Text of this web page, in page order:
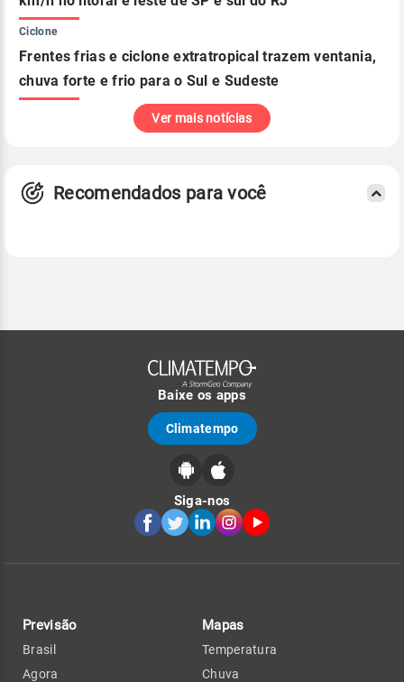
Ciclone
Frentes frias e ciclone extratropical trazem ventania,
chuva forte e frio para o Sul e Sudeste
Ver mais notícias
Recomendados para você
Baixe os apps
Climatempo
Siga-nos
Previsão
Brasil
Agora
Mapas
Temperatura
Chuva